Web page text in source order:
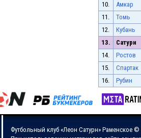
10.
Амкар
11.
Томь
12.
Кубань
13.
Сатурн
14.
Ростов
15.
Спартак
16.
Рубин
Футбольный клуб «Леон Сатурн» Раменское ©